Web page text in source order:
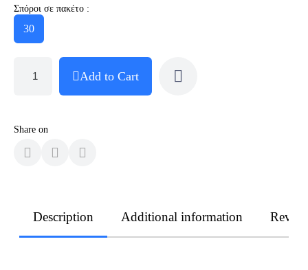
Σπόροι σε πακέτο :
30
Add to Cart
Share on
Description Additional information